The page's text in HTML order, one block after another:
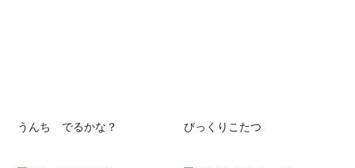
うんち でるかな？ びっくりこたつ